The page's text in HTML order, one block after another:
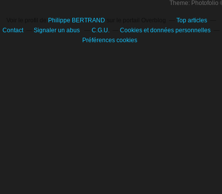
Theme:
Philippe BERTRAND
Top articles
Contact
Signaler un abus C.G.U.
Cookies et données personnelles
Préférences cookies